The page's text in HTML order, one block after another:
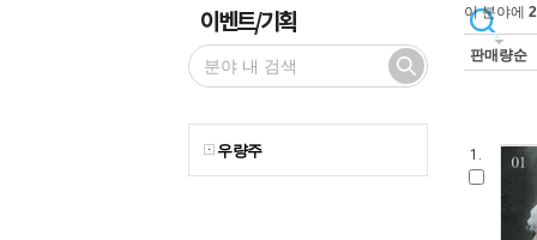
이벤트/기획
우량주
이 분야에
판매량순
1.